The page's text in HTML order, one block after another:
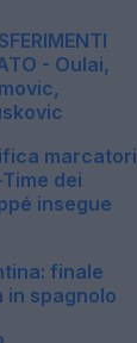
- Oulai,
marcatori
dei
insegue
finale
in spagnolo